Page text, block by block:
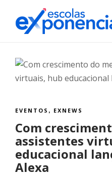
EVENTOS , EXNEWS
Com
assistentes
educacional
Alexa